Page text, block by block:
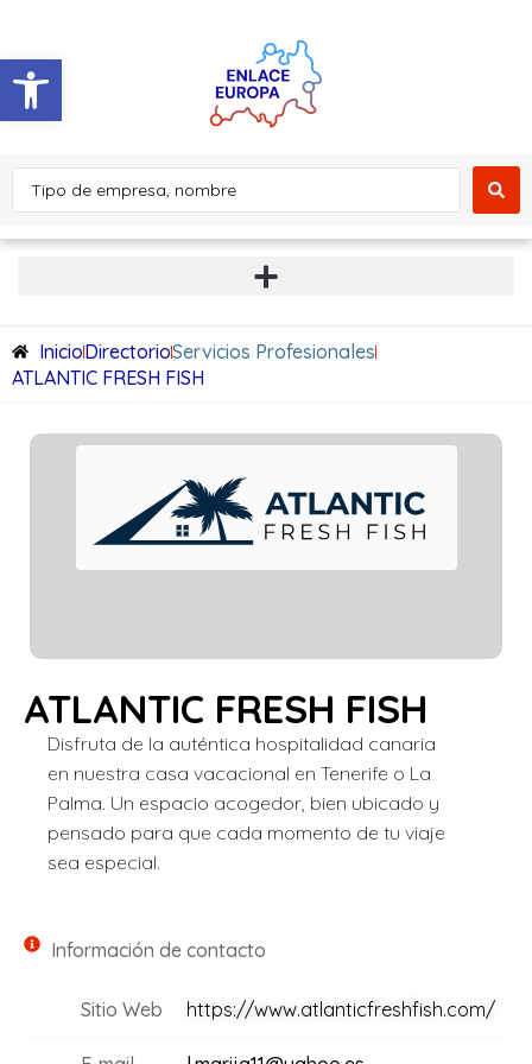
Abrir barra de herramientas
InicioDirectorioServicios Profesionales
ATLANTIC FRESH FISH
ATLANTIC FRESH FISH
Disfruta de la auténtica hospitalidad canaria
en nuestra casa vacacional en Tenerife o La
Palma. Un espacio acogedor, bien ubicado y
pensado para que cada momento de tu viaje
sea especial.
Información de contacto
Sitio Web https://www.atlanticfreshfish.com/